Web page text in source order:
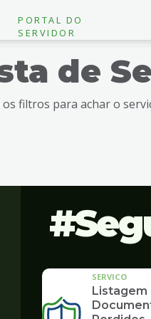
PORTAL DO
SERVIDOR
de
os filtros para achar o
SERVICO
Listagem